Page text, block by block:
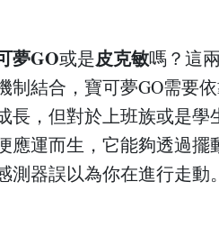
夢GO或是皮克敏嗎？這
結合，寶可夢GO需要
長，但對於上班族或是學
應運而生，它能夠透過擺
器誤以為你在進行走動。